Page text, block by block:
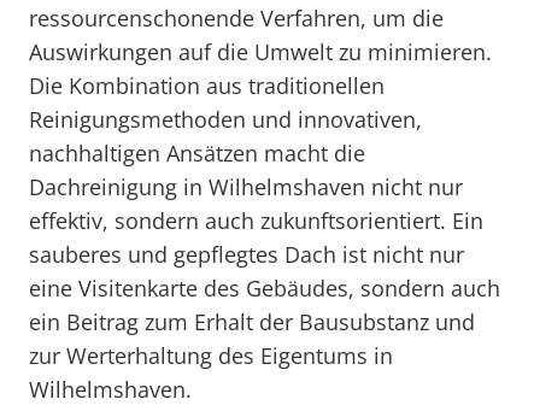
ressourcenschonende Verfahren, um die
Auswirkungen auf die Umwelt zu minimieren.
Die Kombination aus traditionellen
Reinigungsmethoden und innovativen,
nachhaltigen Ansätzen macht die
Dachreinigung in Wilhelmshaven nicht nur
effektiv, sondern auch zukunftsorientiert. Ein
sauberes und gepflegtes Dach ist nicht nur
eine Visitenkarte des Gebäudes, sondern auch
ein Beitrag zum Erhalt der Bausubstanz und
zur Werterhaltung des Eigentums in
Wilhelmshaven.